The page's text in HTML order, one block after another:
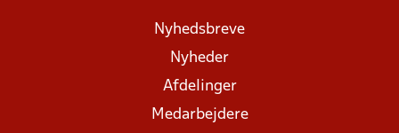
Nyhedsbreve
Nyheder
Afdelinger
Medarbejdere